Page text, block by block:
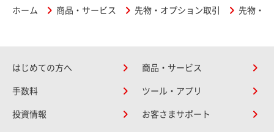
ホーム 商品・サービス 先物・オプション取引 先物・
はじめての方へ 商品・サービス
手数料 ツール・アプリ
投資情報 お客さまサポート